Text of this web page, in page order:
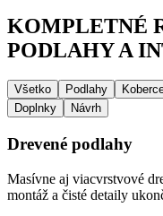
KOMPLETNÉ
PODLAHY A
Všetko Podlahy
Doplnky
Návrh
Drevené podlahy
Masívne aj viacvrstvové
montáž a čisté detaily